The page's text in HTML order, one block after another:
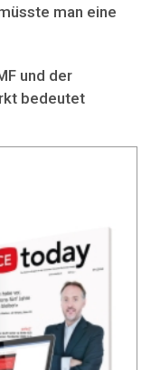
man eine
und der
bedeutet